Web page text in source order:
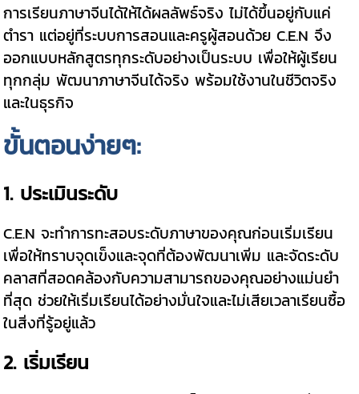
การเรียนภาษาจีนได้ให้ได้ผลลัพธ์จริง ไม่ได้ขึ้นอยู่กับแค่
ตำรา แต่อยู่ที่ระบบการสอนและครูผู้สอนด้วย C.E.N จึง
ออกแบบหลักสูตรทุกระดับอย่างเป็นระบบ เพื่อให้ผู้เรียน
ทุกกลุ่ม พัฒนาภาษาจีนได้จริง พร้อมใช้งานในชีวิตจริง
และในธุรกิจ
ขั้นตอนง่ายๆ:
1. ประเมินระดับ
C.E.N จะทำการทะสอบระดับภาษาของคุณก่อนเริ่มเรียน
เพื่อให้ทราบจุดเข็งและจุดที่ต้องพัฒนาเพิ่ม และจัดระดับ
คลาสที่สอดคล้องกับความสามารถของคุณอย่างแม่นยำ
ที่สุด ช่วยให้เริ่มเรียนได้อย่างมั่นใจและไม่เสียเวลาเรียนซื้อ
ในสิ่งที่รู้อยู่แล้ว
2. เริ่มเรียน